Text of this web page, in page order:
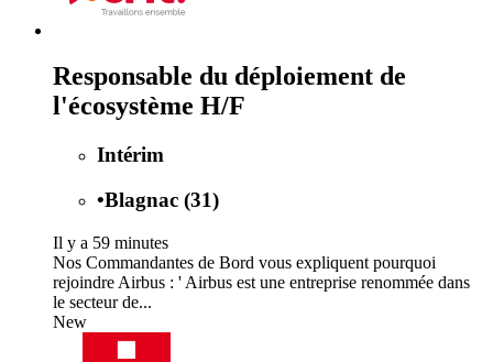
Responsable du déploiement de
l'écosystème H/F
Intérim
•Blagnac (31)
Il y a 59 minutes
Nos Commandantes de Bord vous expliquent pourquoi
rejoindre Airbus : ' Airbus est une entreprise renommée dans
le secteur de...
New